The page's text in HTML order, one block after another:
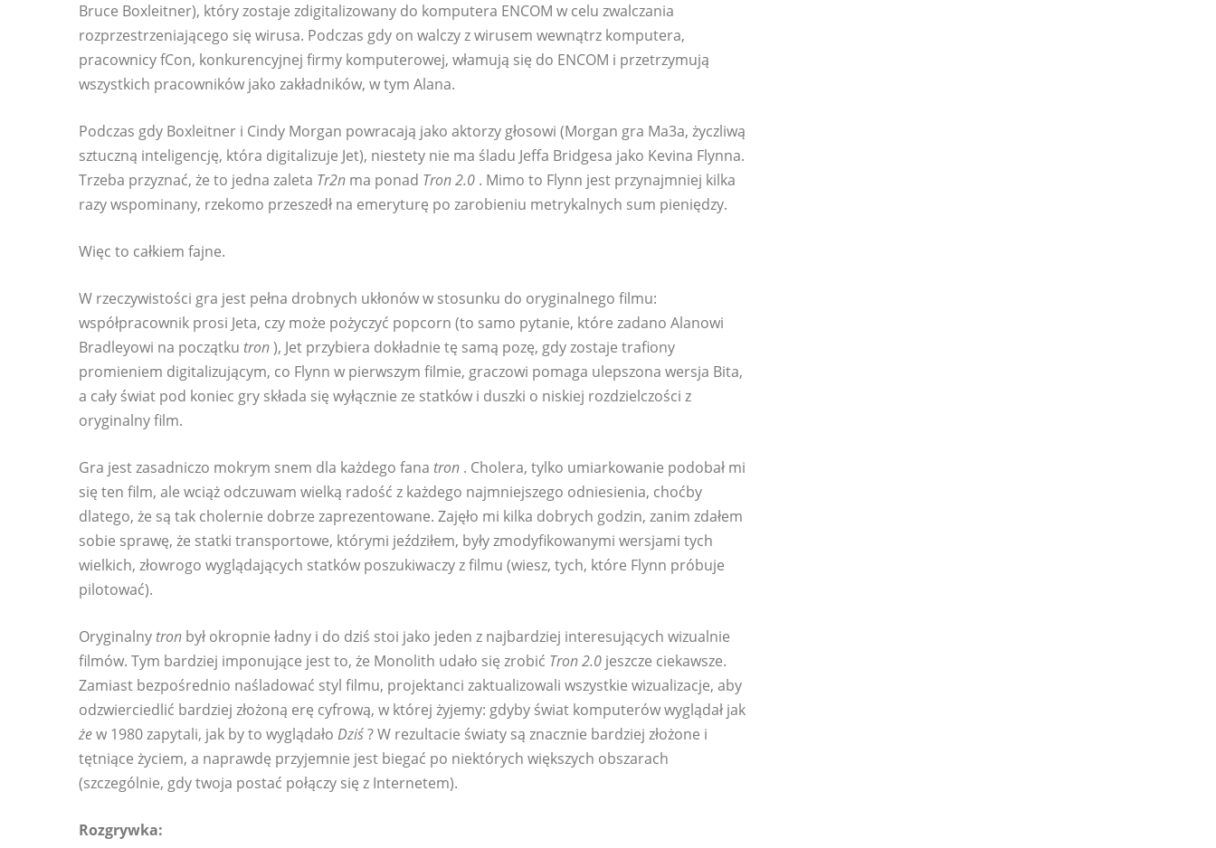
Bruce Boxleitner), który zostaje zdigitalizowany do komputera ENCOM w celu zwalczania
rozprzestrzeniającego się wirusa. Podczas gdy on walczy z wirusem wewnątrz komputera,
pracownicy fCon, konkurencyjnej firmy komputerowej, włamują się do ENCOM i przetrzymują
wszystkich pracowników jako zakładników, w tym Alana.
Podczas gdy Boxleitner i Cindy Morgan powracają jako aktorzy głosowi (Morgan gra Ma3a, życzliwą
sztuczną inteligencję, która digitalizuje Jet), niestety nie ma śladu Jeffa Bridgesa jako Kevina Flynna.
Trzeba przyznać, że to jedna zaleta Tr2n ma ponad Tron 2.0 . Mimo to Flynn jest przynajmniej kilka
razy wspominany, rzekomo przeszedł na emeryturę po zarobieniu metrykalnych sum pieniędzy.
Więc to całkiem fajne.
W rzeczywistości gra jest pełna drobnych ukłonów w stosunku do oryginalnego filmu:
współpracownik prosi Jeta, czy może pożyczyć popcorn (to samo pytanie, które zadano Alanowi
Bradleyowi na początku tron), Jet przybiera dokładnie tę samą pozę, gdy zostaje trafiony
promieniem digitalizującym, co Flynn w pierwszym filmie, graczowi pomaga ulepszona wersja Bita,
a cały świat pod koniec gry składa się wyłącznie ze statków i duszki o niskiej rozdzielczości z
oryginalny film.
Gra jest zasadniczo mokrym snem dla każdego fana tron . Cholera, tylko umiarkowanie podobał mi
się ten film, ale wciąż odczuwam wielką radość z każdego najmniejszego odniesienia, choćby
dlatego, że są tak cholernie dobrze zaprezentowane. Zajęło mi kilka dobrych godzin, zanim zdałem
sobie sprawę, że statki transportowe, którymi jeździłem, były zmodyfikowanymi wersjami tych
wielkich, złowrogo wyglądających statków poszukiwaczy z filmu (wiesz, tych, które Flynn próbuje
pilotować).
Oryginalny tron był okropnie ładny i do dziś stoi jako jeden z najbardziej interesujących wizualnie
filmów. Tym bardziej imponujące jest to, że Monolith udało się zrobić Tron 2.0 jeszcze ciekawsze.
Zamiast bezpośrednio naśladować styl filmu, projektanci zaktualizowali wszystkie wizualizacje, aby
odzwierciedlić bardziej złożoną erę cyfrową, w której żyjemy: gdyby świat komputerów wyglądał jak
żew 1980 zapytali, jak by to wyglądało Dziś? W rezultacie światy są znacznie bardziej złożone i
tętniące życiem, a naprawdę przyjemnie jest biegać po niektórych większych obszarach
(szczególnie, gdy twoja postać połączy się z Internetem).
Rozgrywka: